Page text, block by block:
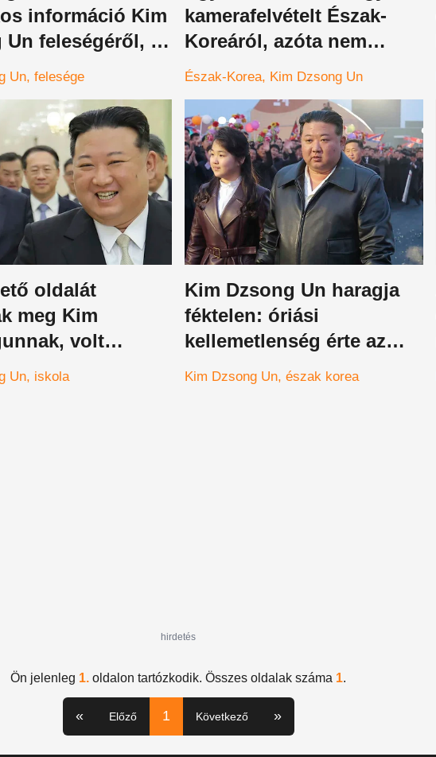
információ Kim
Un feleségéről, az
diktátor egy
nem tudott
Un felesége
kamerafelvételt Észak-
Koreáról, azóta nem
hallottak róla
Észak-Korea Kim Dzsong Un
oldalát
meg Kim
volt
fedte fel a
titkát
Un iskola
Kim Dzsong Un haragja
féktelen: óriási
kellemetlenség érte az
észak-koreai diktátort
Kim Dzsong Un észak korea
hirdetés
Ön jelenleg 1. oldalon tartózkodik. Összes oldalak száma 1.
« Előző 1 Következő »